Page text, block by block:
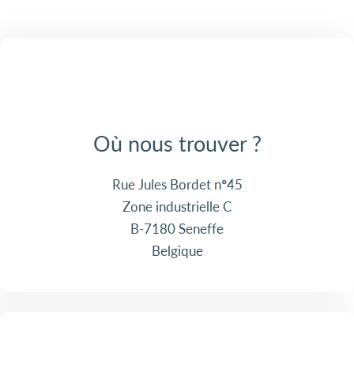
Où nous trouver ?
Rue Jules Bordet n°45
Zone industrielle C
B-7180 Seneffe
Belgique